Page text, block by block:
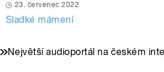
23. červenec 2022
Sladké mámení
Největší audioportál na českém